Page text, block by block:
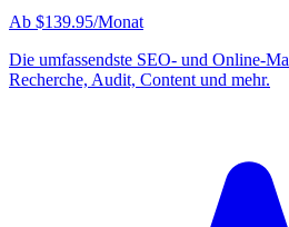
Ab $139.95/Monat
Die umfassendste SEO- und Online-
Recherche, Audit, Content und mehr.